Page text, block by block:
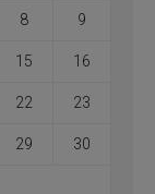
8 9
15 16
22 23
29 30